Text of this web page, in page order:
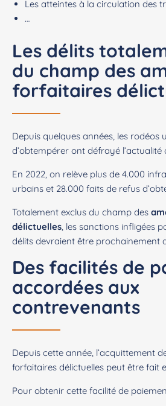
Les atteintes à la circulation des
…
Les délits
du champ des
forfaitaires
Depuis quelques années, les rodéos
d’obtempérer ont défrayé l’actualité
En 2022, on relève plus de 4.000
urbains et 28.000 faits de refus
Totalement exclus du champ des
délictuelles, les sanctions infligées
délits devraient être prochainement
Des facilités de
accordées aux
contrevenants
Depuis cette année, l’acquittement
forfaitaires délictuelles peut être fait
Pour obtenir cette facilité de